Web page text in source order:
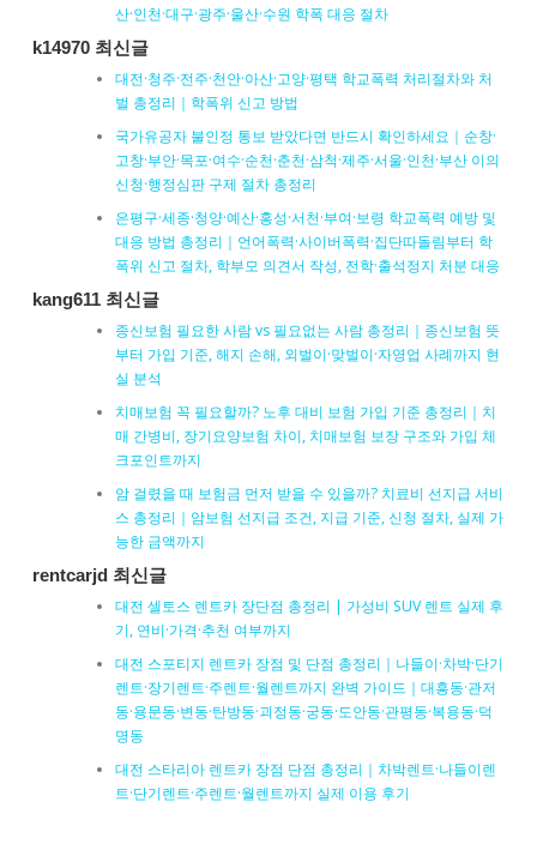
산·인천·대구·광주·울산·수원 학폭 대응 절차
k14970 최신글
대전·청주·전주·천안·아산·고양·평택 학교폭력 처리절차와 처
벌 총정리｜학폭위 신고 방법
국가유공자 불인정 통보 받았다면 반드시 확인하세요｜순창·
고창·부안·목포·여수·순천·춘천·삼척·제주·서울·인천·부산 이의
신청·행정심판 구제 절차 총정리
은평구·세종·청양·예산·홍성·서천·부여·보령 학교폭력 예방 및
대응 방법 총정리｜언어폭력·사이버폭력·집단따돌림부터 학
폭위 신고 절차, 학부모 의견서 작성, 전학·출석정지 처분 대응
kang611 최신글
종신보험 필요한 사람 vs 필요없는 사람 총정리｜종신보험 뜻
부터 가입 기준, 해지 손해, 외벌이·맞벌이·자영업 사례까지 현
실 분석
치매보험 꼭 필요할까? 노후 대비 보험 가입 기준 총정리｜치
매 간병비, 장기요양보험 차이, 치매보험 보장 구조와 가입 체
크포인트까지
암 걸렸을 때 보험금 먼저 받을 수 있을까? 치료비 선지급 서비
스 총정리｜암보험 선지급 조건, 지급 기준, 신청 절차, 실제 가
능한 금액까지
rentcarjd 최신글
대전 셀토스 렌트카 장단점 총정리 | 가성비 SUV 렌트 실제 후
기, 연비·가격·추천 여부까지
대전 스포티지 렌트카 장점 및 단점 총정리｜나들이·차박·단기
렌트·장기렌트·주렌트·월렌트까지 완벽 가이드｜대흥동·관저
동·용문동·변동·탄방동·괴정동·궁동·도안동·관평동·복용동·덕
명동
대전 스타리아 렌트카 장점 단점 총정리｜차박렌트·나들이렌
트·단기렌트·주렌트·월렌트까지 실제 이용 후기